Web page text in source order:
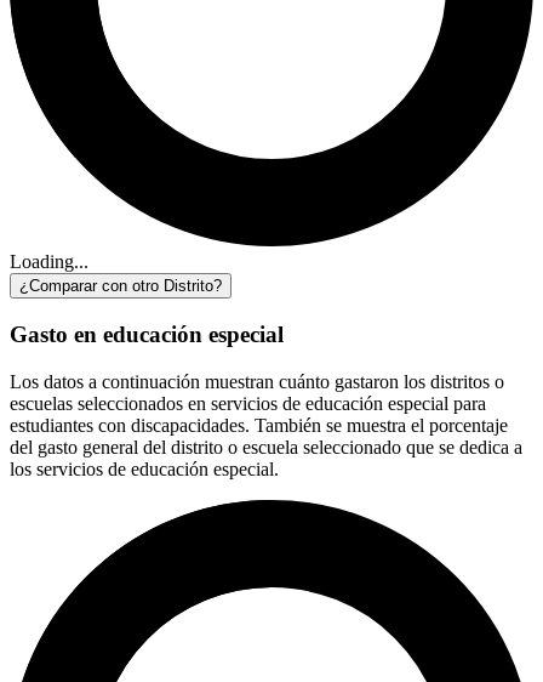
Loading...
¿Comparar con otro Distrito?
Gasto en educación especial
Los datos a continuación muestran cuánto gastaron los distritos o
escuelas seleccionados en servicios de educación especial para
estudiantes con discapacidades. También se muestra el porcentaje
del gasto general del distrito o escuela seleccionado que se dedica a
los servicios de educación especial.